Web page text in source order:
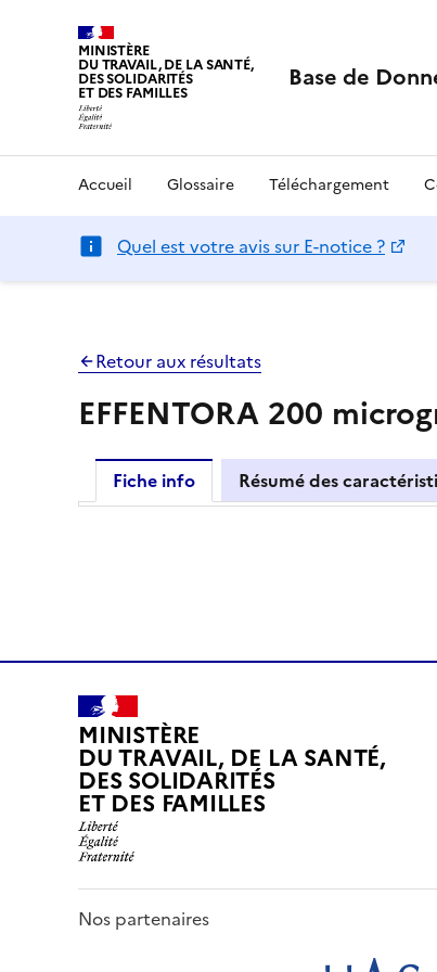
MINISTÈRE
DU TRAVAIL, DE LA SANTÉ,
DES SOLIDARITÉS
ET DES FAMILLES Base de
Accueil Glossaire Téléchargement
Quel est votre avis sur E-notice ?
Retour aux résultats
EFFENTORA 200
Fiche info
Résumé des
MINISTÈRE
DU TRAVAIL, DE LA SANTÉ,
DES SOLIDARITÉS
ET DES FAMILLES
Nos partenaires